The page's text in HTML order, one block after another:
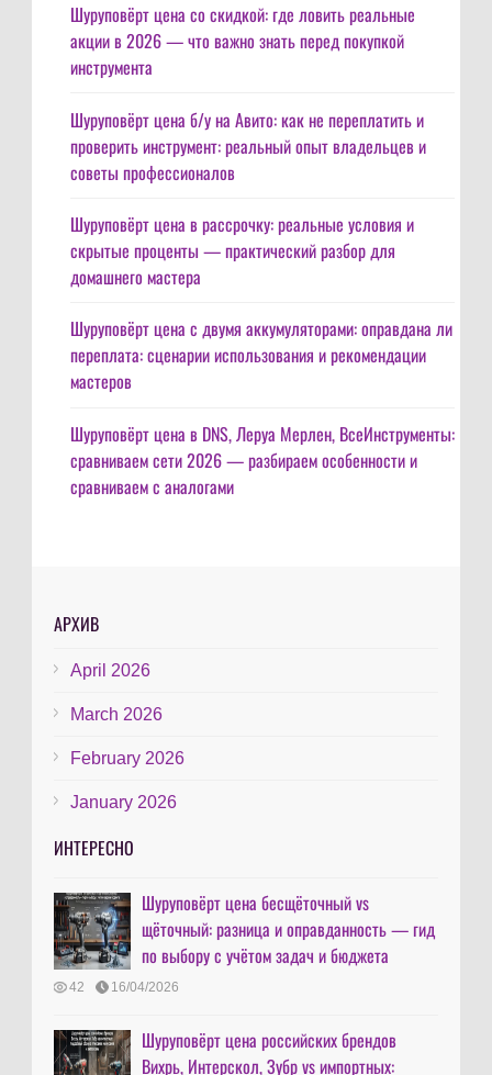
Шуруповёрт цена со скидкой: где ловить реальные
акции в 2026 — что важно знать перед покупкой
инструмента
Шуруповёрт цена б/у на Авито: как не переплатить и
проверить инструмент: реальный опыт владельцев и
советы профессионалов
Шуруповёрт цена в рассрочку: реальные условия и
скрытые проценты — практический разбор для
домашнего мастера
Шуруповёрт цена с двумя аккумуляторами: оправдана ли
переплата: сценарии использования и рекомендации
мастеров
Шуруповёрт цена в DNS, Леруа Мерлен, ВсеИнструменты:
сравниваем сети 2026 — разбираем особенности и
сравниваем с аналогами
АРХИВ
April 2026
March 2026
February 2026
January 2026
ИНТЕРЕСНО
Шуруповёрт цена бесщёточный vs
щёточный: разница и оправданность — гид
по выбору с учётом задач и бюджета
42 16/04/2026
Шуруповёрт цена российских брендов
Вихрь, Интерскол, Зубр vs импортных: